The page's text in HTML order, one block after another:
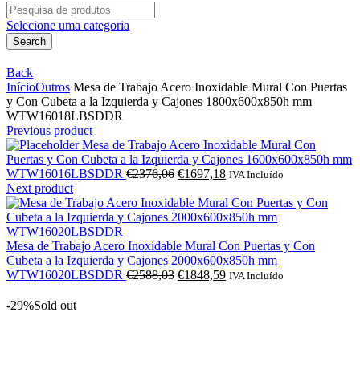
Search
for:
Selecione uma categoria
Search
Back
InícioOutros Mesa de Trabajo Acero Inoxidable Mural Con Puertas
y Con Cubeta a la Izquierda y Cajones 1800x600x850h mm
WTW16018LBSDDR
Previous product
Mesa de Trabajo Acero Inoxidable Mural Con
Puertas y Con Cubeta a la Izquierda y Cajones 1600x600x850h mm
WTW16016LBSDDR €2376,06 O
original
era:
€1697,18O
atual
é:
IVA Incluído
Next product
Mesa de Trabajo Acero Inoxidable Mural Con Puertas y Con
Cubeta a la Izquierda y Cajones 2000x600x850h mm
WTW16020LBSDDR €2588,03 O
€1848,59OIVA Incluído
-29%Sold out